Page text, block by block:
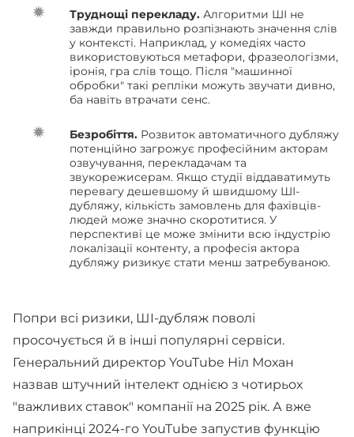
Труднощі перекладу. Алгоритми ШІ не
завжди правильно розпізнають значення слів
у контексті. Наприклад, у комедіях часто
використовуються метафори, фразеологізми,
іронія, гра слів тощо. Після "машинної
обробки" такі репліки можуть звучати дивно,
ба навіть втрачати сенс.
Безробіття. Розвиток автоматичного дубляжу
потенційно загрожує професійним акторам
озвучування, перекладачам та
звукорежисерам. Якщо студії віддаватимуть
перевагу дешевшому й швидшому ШІ-
дубляжу, кількість замовлень для фахівців-
людей може значно скоротитися. У
перспективі це може змінити всю індустрію
локалізації контенту, а професія актора
дубляжу ризикує стати менш затребуваною.
Попри всі ризики, ШІ-дубляж поволі
просочується й в інші популярні сервіси.
Генеральний директор YouTube Ніл Мохан
назвав штучний інтелект однією з чотирьох
"важливих ставок" компанії на 2025 рік. А вже
наприкінці 2024-го YouTube запустив функцію